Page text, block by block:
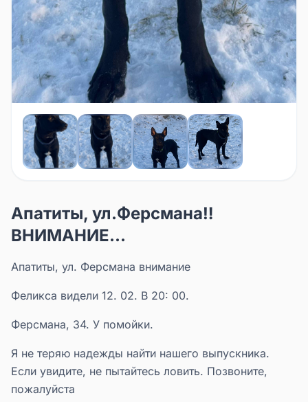
Апатиты, ул.Ферсмана‼️
ВНИМАНИЕ...
Апатиты, ул. Ферсмана внимание
Феликса видели 12. 02. В 20: 00.
Ферсмана, 34. У помойки.
Я не теряю надежды найти нашего выпускника.
Если увидите, не пытайтесь ловить. Позвоните,
пожалуйста